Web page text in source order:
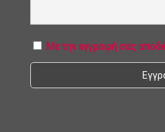
Με την εγγραφή σας